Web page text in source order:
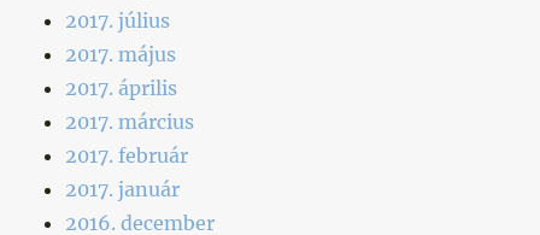
2017. július
2017. május
2017. április
2017. március
2017. február
2017. január
2016. december